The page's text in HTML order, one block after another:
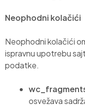
Neophodni kolačići
Neophodni kolačići
ispravnu upotrebu
podatke.
osvežava